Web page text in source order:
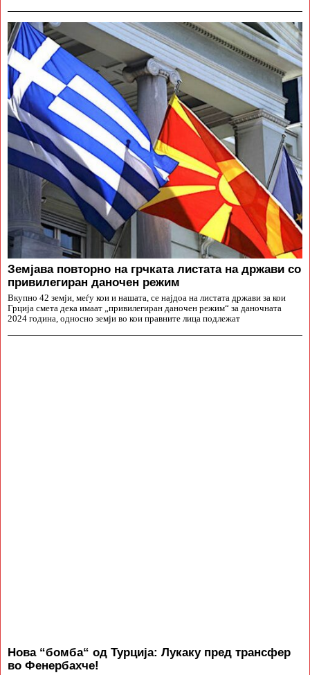
Земјава повторно на грчката листата на држави со
привилегиран даночен режим
Вкупно 42 земји, меѓу кои и нашата, се најдоа на листата држави за кои
Грција смета дека имаат „привилегиран даночен режим“ за даночната
2024 година, односно земји во кои правните лица подлежат
Нова “бомба“ од Турција: Лукаку пред трансфер
во Фенербахче!